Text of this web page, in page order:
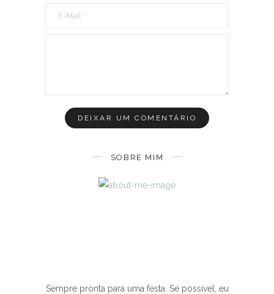
SOBRE MIM
Sempre pronta para uma festa. Se possível, eu